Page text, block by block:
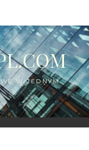
W JEDNYM